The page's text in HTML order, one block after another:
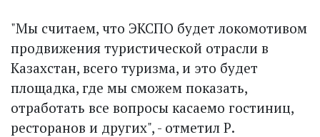
"Мы считаем, что ЭКСПО будет локомотивом
продвижения туристической отрасли в
Казахстан, всего туризма, и это будет
площадка, где мы сможем показать,
отработать все вопросы касаемо гостиниц,
ресторанов и других", - отметил Р.